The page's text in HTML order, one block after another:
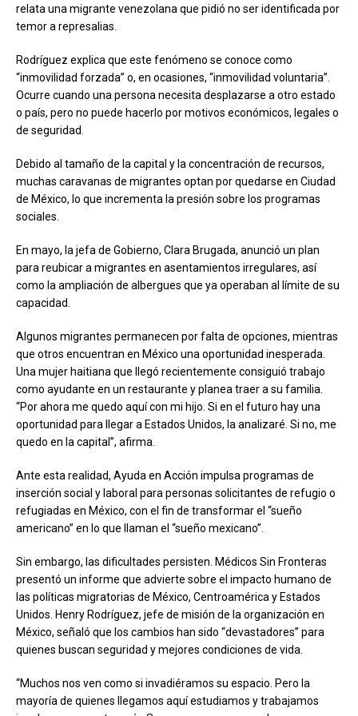
relata una migrante venezolana que pidió no ser identificada por
temor a represalias.
Rodríguez explica que este fenómeno se conoce como
“inmovilidad forzada” o, en ocasiones, “inmovilidad voluntaria”.
Ocurre cuando una persona necesita desplazarse a otro estado
o país, pero no puede hacerlo por motivos económicos, legales o
de seguridad.
Debido al tamaño de la capital y la concentración de recursos,
muchas caravanas de migrantes optan por quedarse en Ciudad
de México, lo que incrementa la presión sobre los programas
sociales.
En mayo, la jefa de Gobierno, Clara Brugada, anunció un plan
para reubicar a migrantes en asentamientos irregulares, así
como la ampliación de albergues que ya operaban al límite de su
capacidad.
Algunos migrantes permanecen por falta de opciones, mientras
que otros encuentran en México una oportunidad inesperada.
Una mujer haitiana que llegó recientemente consiguió trabajo
como ayudante en un restaurante y planea traer a su familia.
“Por ahora me quedo aquí con mi hijo. Si en el futuro hay una
oportunidad para llegar a Estados Unidos, la analizaré. Si no, me
quedo en la capital”, afirma.
Ante esta realidad, Ayuda en Acción impulsa programas de
inserción social y laboral para personas solicitantes de refugio o
refugiadas en México, con el fin de transformar el “sueño
americano” en lo que llaman el “sueño mexicano”.
Sin embargo, las dificultades persisten. Médicos Sin Fronteras
presentó un informe que advierte sobre el impacto humano de
las políticas migratorias de México, Centroamérica y Estados
Unidos. Henry Rodríguez, jefe de misión de la organización en
México, señaló que los cambios han sido “devastadores” para
quienes buscan seguridad y mejores condiciones de vida.
“Muchos nos ven como si invadiéramos su espacio. Pero la
mayoría de quienes llegamos aquí estudiamos y trabajamos